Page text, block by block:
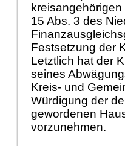
15 Abs. 3 des
Festsetzung der
Letztlich hat der
seines
Kreis- und
Würdigung der
gewordenen
vorzunehmen.